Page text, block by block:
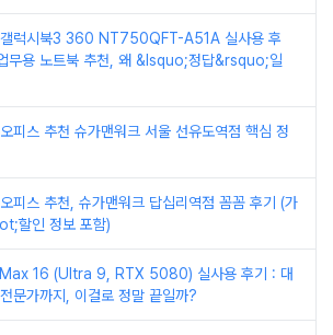
갤럭시북3 360 NT750QFT-A51A 실사용 후
무용 노트북 추천, 왜 &lsquo;정답&rsquo;일
피스 추천 슈가맨워크 서울 선유도역점 핵심 정
피스 추천, 슈가맨워크 답십리역점 꼼꼼 후기 (가
할인 정보 포함)
16 (Ultra 9, RTX 5080) 실사용 후기 : 대
문가까지, 이걸로 정말 끝일까?